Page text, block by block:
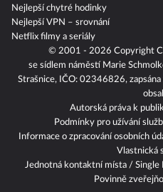
© 2001 - 2026 Copyright
se sídlem náměstí Marie
Strašnice, IČO: 02346826,
Autorská práva k
Podmínky pro užívání
Informace o zpracování osobních
Vlastnická
Jednotná kontaktní místa / Single
Povinně
Nejlepší chytré hodinky
Nejlepší VPN – srovnání
Netflix filmy a seriály